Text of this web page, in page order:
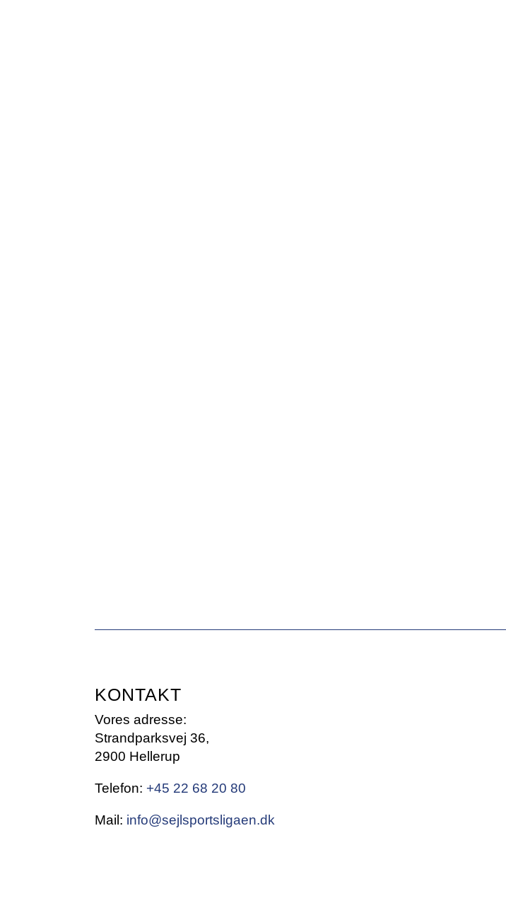
KONTAKT
Vores adresse:
Strandparksvej 36,
2900 Hellerup
Telefon: +45 22 68 20 80
Mail: info@sejlsportsligaen.dk